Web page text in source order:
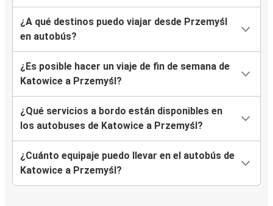
¿A qué destinos puedo viajar desde Przemyśl
en autobús?
¿Es posible hacer un viaje de fin de semana de
Katowice a Przemyśl?
¿Qué servicios a bordo están disponibles en
los autobuses de Katowice a Przemyśl?
¿Cuánto equipaje puedo llevar en el autobús de
Katowice a Przemyśl?